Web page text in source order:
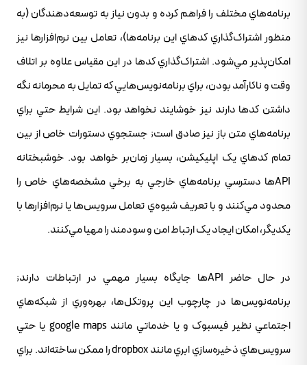
برنامه‌هاي مختلف را فراهم کرده و بدون نياز به توسعه‌دهندگان (به
منظور اشتراک‌گذاري کدهاي اين برنامه‌ها)، تعامل بين نرم‌افزارها نيز
امکان‌پذير مي‌شود. اشتراک‌گذاري کدها در اين مقياس علاوه بر اتلاف
وقت و ناکارآمد بودن، براي برنامه‌نويس‌هايي که تمايل به محرمانه نگه
داشتن کدها دارند نيز خوشايند نخواهد بود. اين شرايط حتي براي
برنامه‌هاي متن باز نيز صادق است; جستجوي دستورات خاص از بين
تمام کدهاي يک اپليکيشن، بسيار زمان‌بر خواهد بود. خوشبختانه
APIها دسترسي برنامه‌هاي خارجي به برخي مشخصه‌هاي خاص را
محدود مي‌کنند و با تعريف شيوه‌ي تعامل سرويس‌ها يا نرم‌افزارها با
يکديگر، امکان ايجاد يک ارتباط امن و سودمند را مهيا مي‌کنند.
در حال حاضر APIها جايگاه بسيار مهمي در ارتباطات دارند;
برنامه‌نويس‌ها در چارچوب اين پروتکل‌ها، بهره‌وري از شبکه‌هاي
اجتماعي نظير فيسبوک و يا خدماتي مانند google maps يا حتي
سرويس‌هاي ذخيره‌سازي ابري مانند dropbox را ممکن ساخته‌اند. براي